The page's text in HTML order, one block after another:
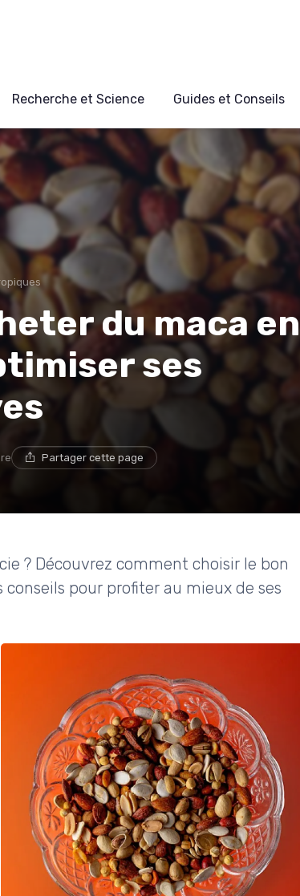
Recherche et Science Guides et Conseils
du maca en
ses
Partager cette page
? Découvrez comment choisir le bon
pour profiter au mieux de ses